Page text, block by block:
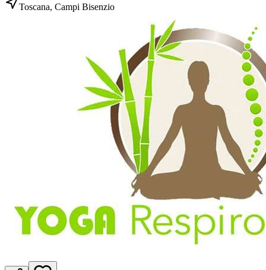
Toscana, Campi Bisenzio